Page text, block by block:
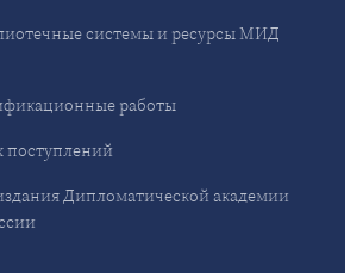
системы и ресурсы МИД
работы
поступлений
Дипломатической академии